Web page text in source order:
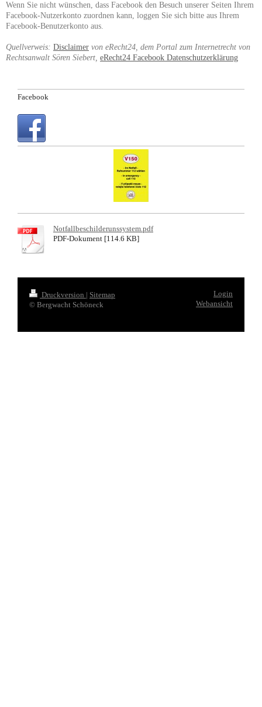
Wenn Sie nicht wünschen, dass Facebook den Besuch unserer Seiten Ihrem
Facebook-Nutzerkonto zuordnen kann, loggen Sie sich bitte aus Ihrem
Facebook-Benutzerkonto aus.
Quellverweis: Disclaimer von eRecht24, dem Portal zum Internetrecht von
Rechtsanwalt Sören Siebert, eRecht24 Facebook Datenschutzerklärung
Facebook
Notfallbeschilderunssystem.pdf
PDF-Dokument [114.6 KB]
Druckversion
Sitemap
© Bergwacht Schöneck
Login
Webansicht